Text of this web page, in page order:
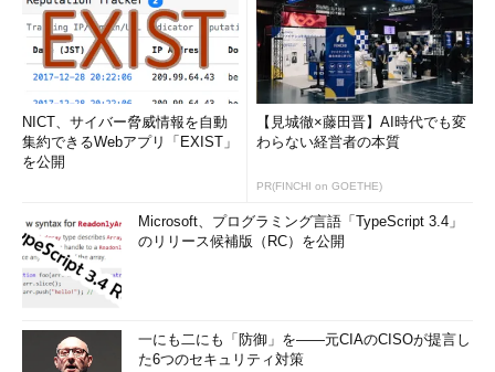
NICT、サイバー脅威情報を自動
集約できるWebアプリ「EXIST」
を公開
【見城徹×藤田晋】AI時代でも変
わらない経営者の本質
PR(FINCHI on GOETHE)
Microsoft、プログラミング言語「TypeScript 3.4」
のリリース候補版（RC）を公開
一にも二にも「防御」を――元CIAのCISOが提言し
た6つのセキュリティ対策